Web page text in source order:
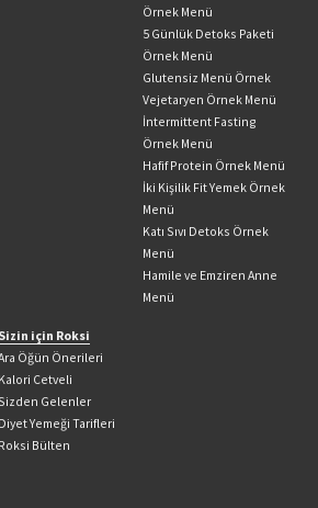
Örnek Menü
5 Günlük Detoks Paketi
Örnek Menü
Glutensiz Menü Örnek
Vejetaryen Örnek Menü
İntermittent Fasting
Örnek Menü
Hafif Protein Örnek Menü
İki Kişilik Fit Yemek Örnek
Menü
Katı Sıvı Detoks Örnek
Menü
Hamile ve Emziren Anne
Menü
Sizin için Roksi
Öğün Önerileri
Kalori Cetveli
Sizden Gelenler
Diyet Yemeği Tarifleri
Roksi Bülten